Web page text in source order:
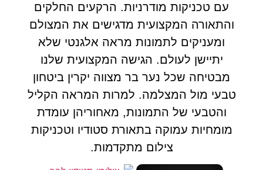
עם טכניקות מודרניות. הרקעים החלקים
והתאורה המקצועית מדגישים את המצולם
ומעניקים לתמונות מראה אלגנטי שלא
יתיישן לעולם. הגישה המקצועית שלנו
מבטיחה שכל נער בר מצווה יקרין ביטחון
טבעי מול המצלמה. למרות המראה הקליל
והטבעי של התמונות, מאחוריהן עומדת
מומחיות עמוקה בתאורת סטודיו וטכניקות
צילום מתקדמות.